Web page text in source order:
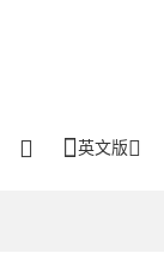
英文版